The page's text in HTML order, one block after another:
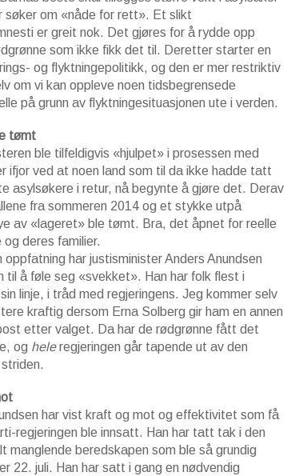
søker om «nåde for rett». Et slikt
er greit nok. Det gjøres for å rydde opp
som ikke fikk det til. Deretter starter en
og flyktningepolitikk, og den er mer restriktiv
om vi kan oppleve noen tidsbegrensede
på grunn av flyktningesituasjonen ute i verden.
tømt
ble tilfeldigvis «hjulpet» i prosessen med
ifjor ved at noen land som til da ikke hadde tatt
asylsøkere i retur, nå begynte å gjøre det. Derav
fra sommeren 2014 og et stykke utpå
av «lageret» ble tømt. Bra, det åpnet for reelle
og deres familier.
har justisminister Anders Anundsen
til å føle seg «svekket». Han har folk flest i
linje, i tråd med regjeringens. Jeg kommer selv
kraftig dersom Erna Solberg gir ham en annen
etter valget. Da har de rødgrønne fått det
og heleregjeringen går tapende ut av den
har vist kraft og mot og effektivitet som få
regjeringen ble innsatt. Han har tatt tak i den
manglende beredskapen som ble så grundig
22. juli. Han har satt i gang en nødvendig